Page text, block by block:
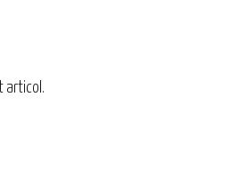
articol.